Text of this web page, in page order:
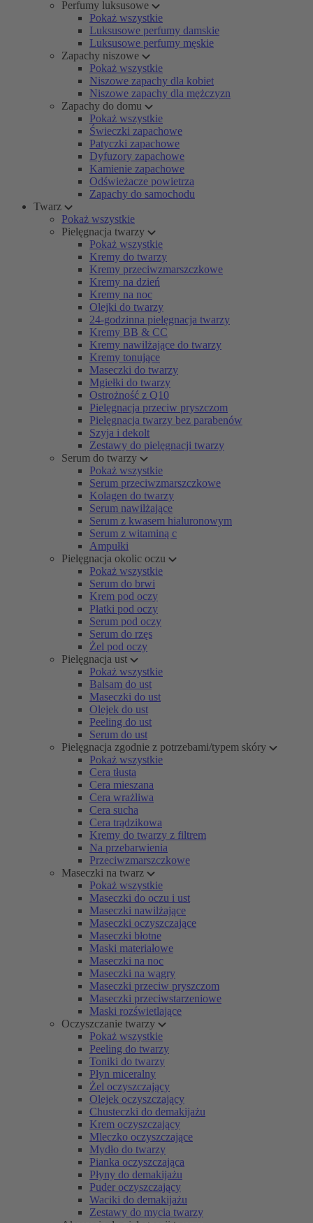
Perfumy luksusowe
Pokaż wszystkie
Luksusowe perfumy damskie
Luksusowe perfumy męskie
Zapachy niszowe
Pokaż wszystkie
Niszowe zapachy dla kobiet
Niszowe zapachy dla mężczyzn
Zapachy do domu
Pokaż wszystkie
Świeczki zapachowe
Patyczki zapachowe
Dyfuzory zapachowe
Kamienie zapachowe
Odświeżacze powietrza
Zapachy do samochodu
Twarz
Pokaż wszystkie
Pielęgnacja twarzy
Pokaż wszystkie
Kremy do twarzy
Kremy przeciwzmarszczkowe
Kremy na dzień
Kremy na noc
Olejki do twarzy
24-godzinna pielęgnacja twarzy
Kremy BB & CC
Kremy nawilżające do twarzy
Kremy tonujące
Maseczki do twarzy
Mgiełki do twarzy
Ostrożność z Q10
Pielęgnacja przeciw pryszczom
Pielęgnacja twarzy bez parabenów
Szyja i dekolt
Zestawy do pielęgnacji twarzy
Serum do twarzy
Pokaż wszystkie
Serum przeciwzmarszczkowe
Kolagen do twarzy
Serum nawilżające
Serum z kwasem hialuronowym
Serum z witaminą c
Ampułki
Pielęgnacja okolic oczu
Pokaż wszystkie
Serum do brwi
Krem pod oczy
Płatki pod oczy
Serum pod oczy
Serum do rzęs
Żel pod oczy
Pielęgnacja ust
Pokaż wszystkie
Balsam do ust
Maseczki do ust
Olejek do ust
Peeling do ust
Serum do ust
Pielęgnacja zgodnie z potrzebami/typem skóry
Pokaż wszystkie
Cera tłusta
Cera mieszana
Cera wrażliwa
Cera sucha
Cera trądzikowa
Kremy do twarzy z filtrem
Na przebarwienia
Przeciwzmarszczkowe
Maseczki na twarz
Pokaż wszystkie
Maseczki do oczu i ust
Maseczki nawilżające
Maseczki oczyszczające
Maseczki błotne
Maski materiałowe
Maseczki na noc
Maseczki na wągry
Maseczki przeciw pryszczom
Maseczki przeciwstarzeniowe
Maski rozświetlające
Oczyszczanie twarzy
Pokaż wszystkie
Peeling do twarzy
Toniki do twarzy
Płyn miceralny
Żel oczyszczający
Olejek oczyszczający
Chusteczki do demakijażu
Krem oczyszczający
Mleczko oczyszczające
Mydło do twarzy
Pianka oczyszczająca
Płyny do demakijażu
Puder oczyszczający
Waciki do demakijażu
Zestawy do mycia twarzy